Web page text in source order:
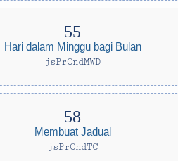
Hari dalam Minggu bagi Bulan
jsPrCndMWD
Membuat Jadual
jsPrCndTC